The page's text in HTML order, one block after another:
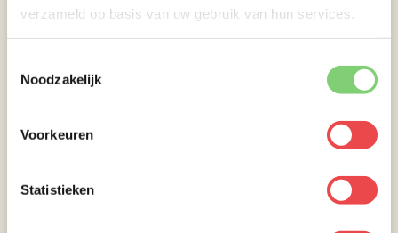
verzameld op basis van uw gebruik van hun services.
Noodzakelijk
Voorkeuren
Statistieken
picanha van de BBQ.